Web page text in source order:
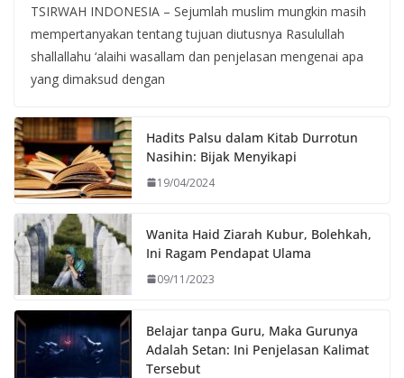
TSIRWAH INDONESIA – Sejumlah muslim mungkin masih
mempertanyakan tentang tujuan diutusnya Rasulullah
shallallahu ‘alaihi wasallam dan penjelasan mengenai apa
yang dimaksud dengan
Hadits Palsu dalam Kitab Durrotun
Nasihin: Bijak Menyikapi
19/04/2024
Wanita Haid Ziarah Kubur, Bolehkah,
Ini Ragam Pendapat Ulama
09/11/2023
Belajar tanpa Guru, Maka Gurunya
Adalah Setan: Ini Penjelasan Kalimat
Tersebut